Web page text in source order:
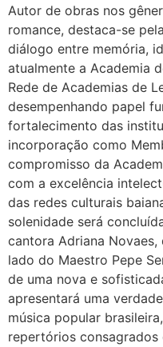
Autor de obras nos
romance, destaca-se
diálogo entre memória,
atualmente a Academia
Rede de Academias de
desempenhando papel
fortalecimento das
incorporação como
compromisso da
com a excelência
das redes culturais
solenidade será
cantora Adriana Novaes,
lado do Maestro Pepe
de uma nova e
apresentará uma
música popular
repertórios consagrados